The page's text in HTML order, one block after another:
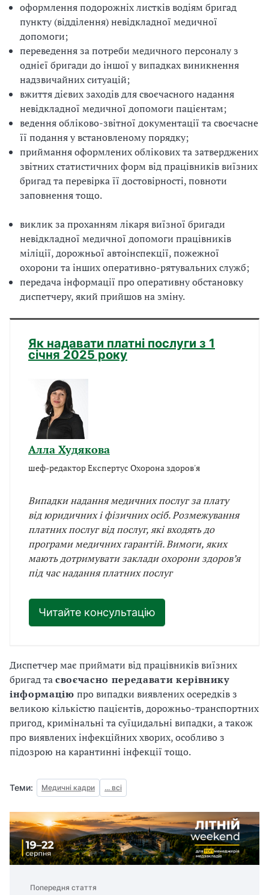
оформлення подорожніх листків водіям бригад
пункту (відділення) невідкладної медичної
допомоги;
переведення за потреби медичного персоналу з
однієї бригади до іншої у випадках виникнення
надзвичайних ситуацій;
вжиття дієвих заходів для своєчасного надання
невідкладної медичної допомоги пацієнтам;
ведення обліково-звітної документації та своєчасне
її подання у встановленому порядку;
приймання оформлених облікових та затверджених
звітних статистичних форм від працівників виїзних
бригад та перевірка її достовірності, повноти
заповнення тощо.
виклик за проханням лікаря виїзної бригади
невідкладної медичної допомоги працівників
міліції, дорожньої автоінспекції, пожежної
охорони та інших оперативно-рятувальних служб;
передача інформації про оперативну обстановку
диспетчеру, який прийшов на зміну.
Як надавати платні послуги з 1
січня 2025 року
Алла Худякова
шеф-редактор Експертус Охорона здоров'я
Випадки надання медичних послуг за плату
від юридичних і фізичних осіб. Розмежування
платних послуг від послуг, які входять до
програми медичних гарантій. Вимоги, яких
мають дотримувати заклади охорони здоров’я
під час надання платних послуг
Читайте консультацію
Диспетчер має приймати від працівників виїзних
бригад тасвоєчасно передавати керівнику
інформацію про випадки виявлених осередків з
великою кількістю пацієнтів, дорожньо-транспортних
пригод, кримінальні та суїцидальні випадки, а також
про виявлених інфекційних хворих, особливо з
підозрою на карантинні інфекції тощо.
Теми: Медичні кадри ... всі
Попередня стаття